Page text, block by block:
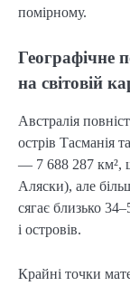
помірному.
Географічне
на світовій
Австралія
острів Тасманія
— 7 688 287 км²,
Аляски), але
сягає близько
і островів.
Крайні точки